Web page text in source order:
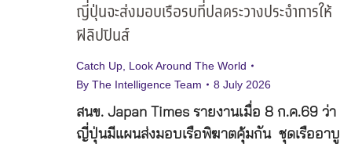
ญี่ปุ่นจะส่งมอบเรือรบที่ปลดระวางประจำการให้
ฟิลิปปินส์
Catch Up Look Around The World
By The Intelligence Team 8 July 2026
สนข. Japan Times รายงานเมื่อ 8 ก.ค.69 ว่า
ญี่ปุ่นมีแผนส่งมอบเรือพิฆาตคุ้มกัน ชุดเรืออาบู